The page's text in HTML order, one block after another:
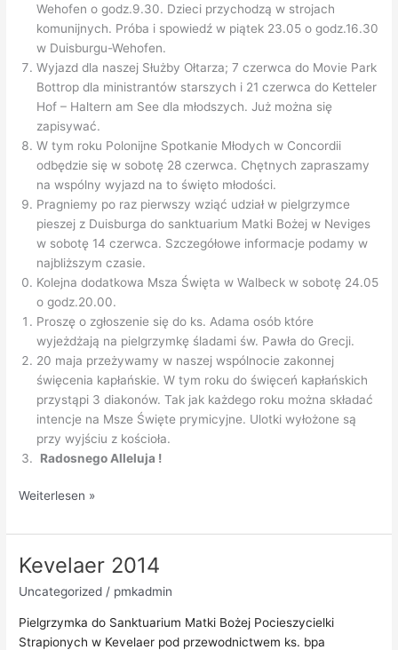
Wehofen o godz.9.30. Dzieci przychodzą w strojach
komunijnych. Próba i spowiedź w piątek 23.05 o godz.16.30
w Duisburgu-Wehofen.
Wyjazd dla naszej Służby Ołtarza; 7 czerwca do Movie Park
Bottrop dla ministrantów starszych i 21 czerwca do Ketteler
Hof – Haltern am See dla młodszych. Już można się
zapisywać.
W tym roku Polonijne Spotkanie Młodych w Concordii
odbędzie się w sobotę 28 czerwca. Chętnych zapraszamy
na wspólny wyjazd na to święto młodości.
Pragniemy po raz pierwszy wziąć udział w pielgrzymce
pieszej z Duisburga do sanktuarium Matki Bożej w Neviges
w sobotę 14 czerwca. Szczegółowe informacje podamy w
najbliższym czasie.
Kolejna dodatkowa Msza Święta w Walbeck w sobotę 24.05
o godz.20.00.
Proszę o zgłoszenie się do ks. Adama osób które
wyjeżdżają na pielgrzymkę śladami św. Pawła do Grecji.
20 maja przeżywamy w naszej wspólnocie zakonnej
święcenia kapłańskie. W tym roku do święceń kapłańskich
przystąpi 3 diakonów. Tak jak każdego roku można składać
intencje na Msze Święte prymicyjne. Ulotki wyłożone są
przy wyjściu z kościoła.
Radosnego Alleluja !
Ogłoszenia
18.05.2014
Weiterlesen »
Kevelaer 2014
Uncategorized / pmkadmin
Pielgrzymka do Sanktuarium Matki Bożej Pocieszycielki
Strapionych w Kevelaer pod przewodnictwem ks. bpa